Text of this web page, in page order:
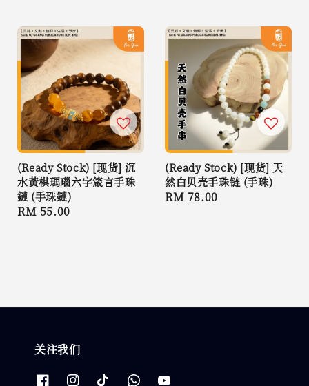
(Ready Stock) [现货] 沉
水黃棋瑪瑙六字箴言手珠
鏈 (手珠鏈)
Regular
RM 55.00
(Ready Stock) [现货] 天
然白贝壳手珠链 (手珠)
Regular
RM 78.00
关注我们